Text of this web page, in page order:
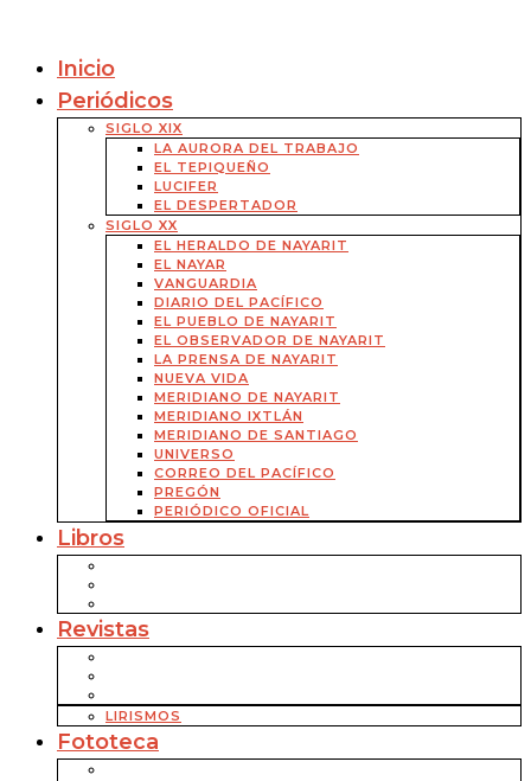
Inicio
Periódicos
SIGLO XIX
LA AURORA DEL TRABAJO
EL TEPIQUEÑO
LUCIFER
EL DESPERTADOR
SIGLO XX
EL HERALDO DE NAYARIT
EL NAYAR
VANGUARDIA
DIARIO DEL PACÍFICO
EL PUEBLO DE NAYARIT
EL OBSERVADOR DE NAYARIT
LA PRENSA DE NAYARIT
NUEVA VIDA
MERIDIANO DE NAYARIT
MERIDIANO IXTLÁN
MERIDIANO DE SANTIAGO
UNIVERSO
CORREO DEL PACÍFICO
PREGÓN
PERIÓDICO OFICIAL
Libros
Revistas
LIRISMOS
Fototeca